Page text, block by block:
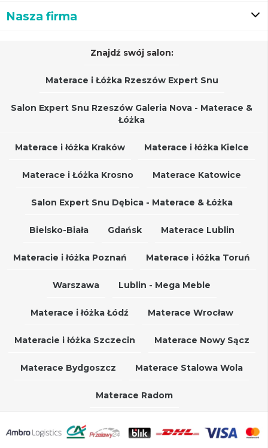
Nasza firma
Znajdź swój salon:
Materace i Łóżka Rzeszów Expert Snu
Salon Expert Snu Rzeszów Galeria Nova - Materace &
Łóżka
Materace i łóżka Kraków Materace i łóżka Kielce
Materace i Łóżka Krosno Materace Katowice
Salon Expert Snu Dębica - Materace & Łóżka
Bielsko-Biała Gdańsk Materace Lublin
Materacie i łóżka Poznań Materace i łóżka Toruń
Warszawa Lublin - Mega Meble
Materace i łóżka Łódź Materace Wrocław
Materacie i łóżka Szczecin Materace Nowy Sącz
Materace Bydgoszcz Materace Stalowa Wola
Materace Radom